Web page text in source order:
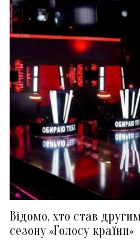
Відомо, хто став
сезону «Голосу країни»